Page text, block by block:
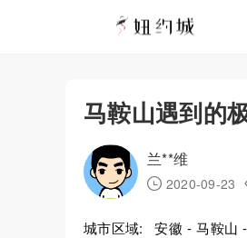
马鞍山遇到的
兰**维
2020-09-23
城市区域: 安徽 - 马鞍山